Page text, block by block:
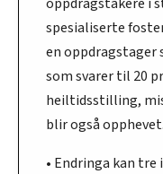
spesialiserte
en oppdragstager
som svarer til 20
heiltidsstilling,
blir også opphevet.
• Endringa kan tre